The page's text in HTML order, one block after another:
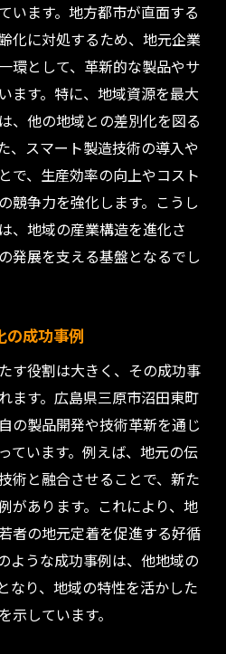
います。地方都市が直面する
化に対処するため、地元企業
環として、革新的な製品やサ
ます。特に、地域資源を最大
、他の地域との差別化を図る
、スマート製造技術の導入や
で、生産効率の向上やコスト
競争力を強化します。こうし
、地域の産業構造を進化さ
発展を支える基盤となるでし
の成功事例
す役割は大きく、その成功事
ます。広島県三原市沼田東町
の製品開発や技術革新を通じ
ています。例えば、地元の伝
術と融合させることで、新た
があります。これにより、地
者の地元定着を促進する好循
ような成功事例は、他地域の
なり、地域の特性を活かした
示しています。